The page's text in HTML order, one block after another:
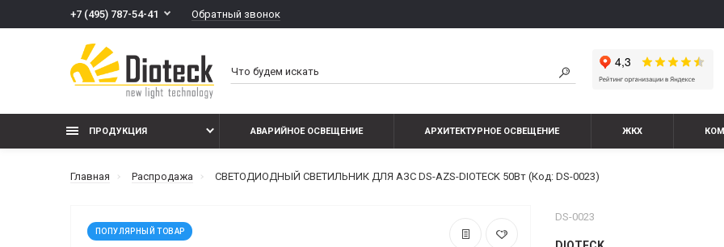
+7 (495) 787-54-41 Обратный звонок
ПРОДУКЦИЯ АВАРИЙНОЕ ОСВЕЩЕНИЕ АРХИТЕКТУРНОЕ ОСВЕЩЕНИЕ ЖКХ
Главная Распродажа СВЕТОДИОДНЫЙ СВЕТИЛЬНИК ДЛЯ АЗС DS-AZS-DIOTECK 50Вт (Код: DS-0023)
ПОПУЛЯРНЫЙ ТОВАР
DS-0023